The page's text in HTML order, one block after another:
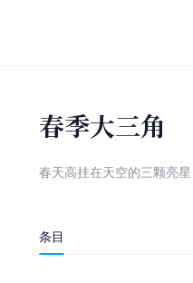
春季大三角
春天高挂在天空的三颗亮星
条目